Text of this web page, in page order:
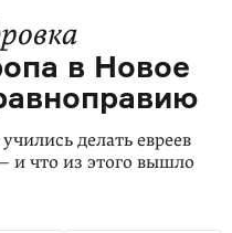
в Новое
делать евреев
и что из этого вышло